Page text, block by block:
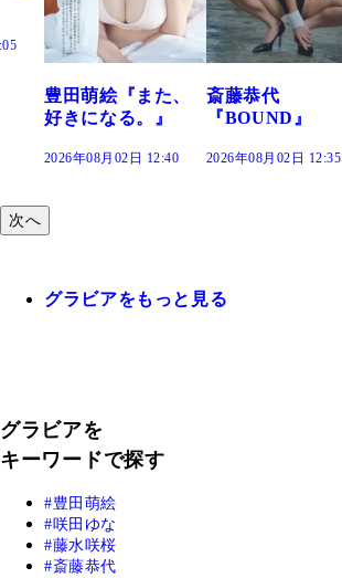
斎藤恭代
『BOUND』
2026年08月02日 12:35
咲田ゆな
『Sunflower』
2026年08月02日 12:30
次へ
グラビアをもっと見る
グラビアを
キーワードで探す
豊田萌絵
咲田ゆな
藤水咲桜
斎藤恭代